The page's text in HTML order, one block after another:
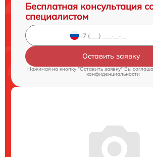
Бесплатная консультация
специалистом
Оставить заявку
Нажимая на кнопку "Оставить заявку" Вы
конфиденциальности